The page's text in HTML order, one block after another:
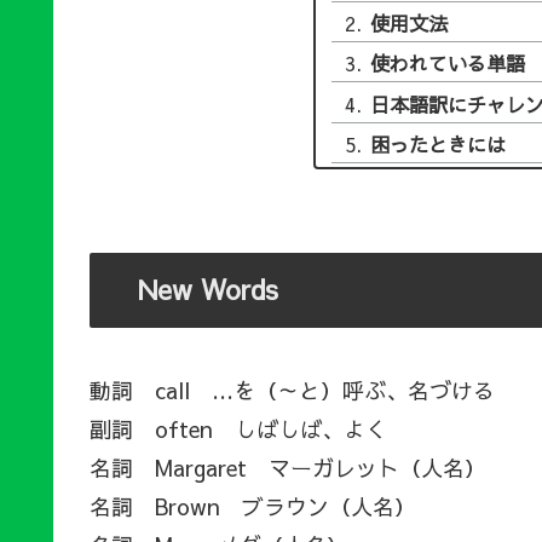
使用文法
使われている単語
日本語訳にチャレ
困ったときには
New Words
動詞 call …を（～と）呼ぶ、名づける
副詞 often しばしば、よく
名詞 Margaret マーガレット（人名）
名詞 Brown ブラウン（人名）